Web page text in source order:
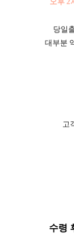
당일
대부분
고
수령